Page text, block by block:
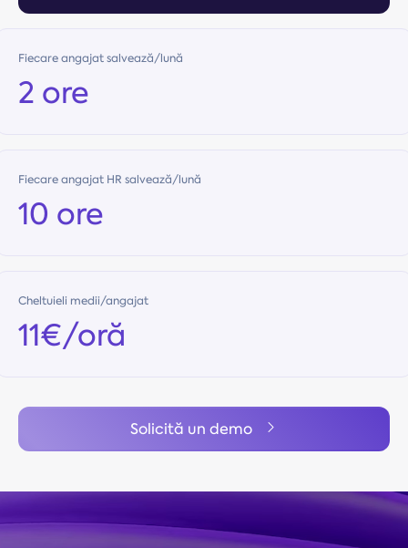
Fiecare angajat salvează/lună
2 ore
Fiecare angajat HR salvează/lună
10 ore
Cheltuieli medii/angajat
11€/oră
Solicită un demo